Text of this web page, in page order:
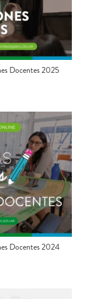
Docentes 2025
Docentes 2024